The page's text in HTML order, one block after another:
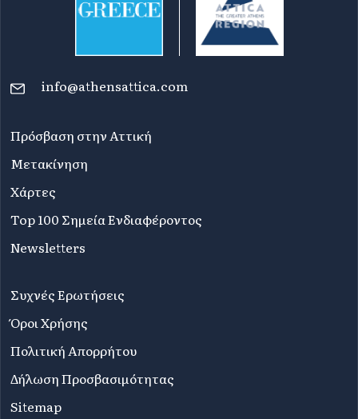
info@athensattica.com
Πρόσβαση στην Αττική
Μετακίνηση
Χάρτες
Top 100 Σημεία Ενδιαφέροντος
Newsletters
Συχνές Ερωτήσεις
Όροι Χρήσης
Πολιτική Απορρήτου
Δήλωση Προσβασιμότητας
Sitemap